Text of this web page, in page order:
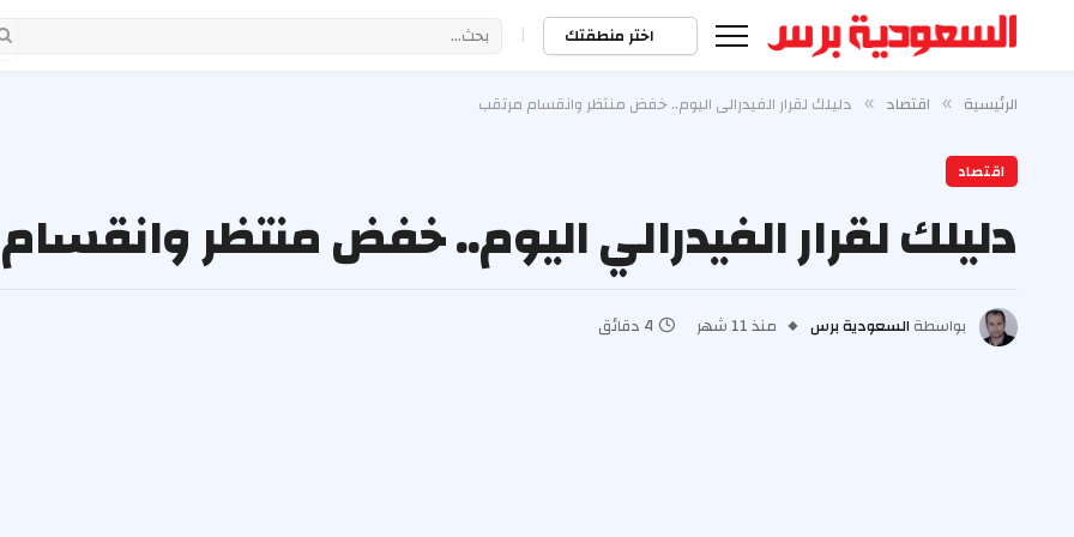
اختر منطقتك |
الرئيسية » اقتصاد » دليلك لقرار الفيدرالي اليوم.. خفض منتظر وانقسام مرتقب
اقتصاد
دليلك لقرار الفيدرالي اليوم.. خفض منتظر
بواسطة السعودية برس منذ 11 شهر 4 دقائق